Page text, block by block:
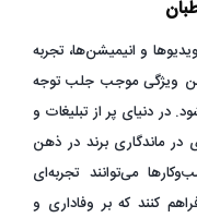
و انیمیشن‌ها، تجربه
ویژگی موجب جلب توجه
در دنیای پر از تبلیغات و
در ماندگاری برند در ذهن
می‌توانند تجربه‌ای
کنند که بر وفاداری و